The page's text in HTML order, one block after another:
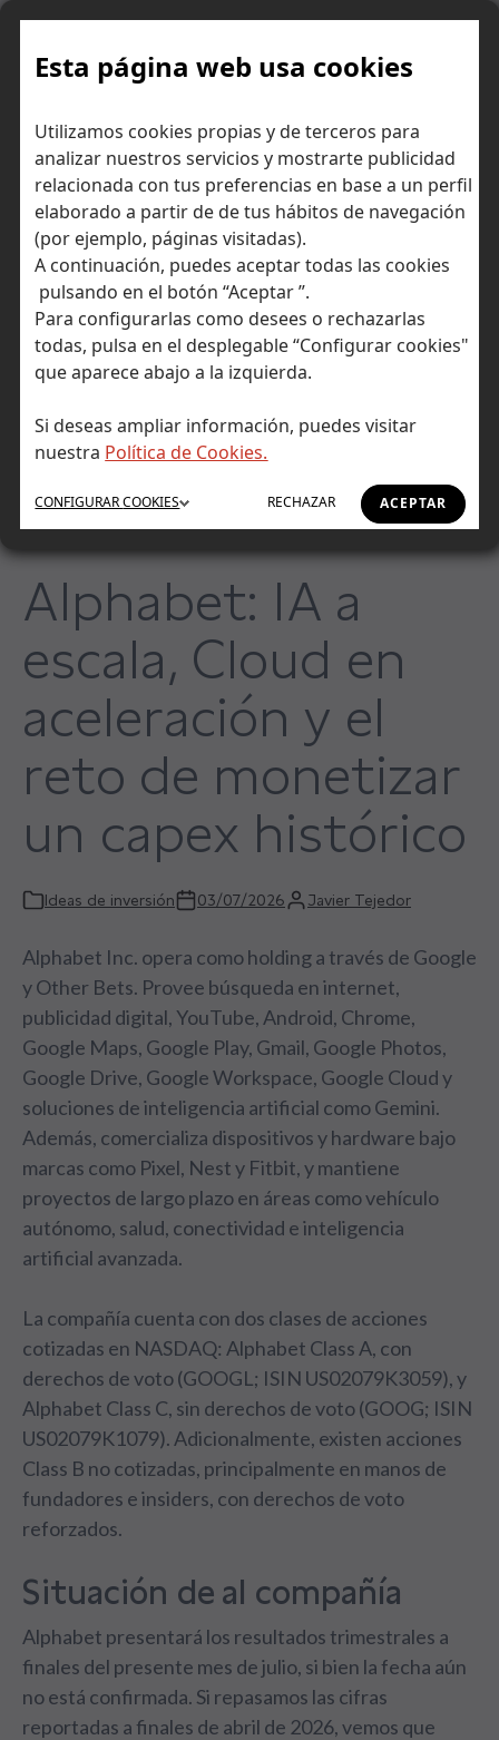
Esta página web usa cookies
Utilizamos cookies propias y de terceros para
analizar nuestros servicios y mostrarte publicidad
relacionada con tus preferencias en base a un perfil
elaborado a partir de de tus hábitos de navegación
(por ejemplo, páginas visitadas).
A continuación, puedes aceptar todas las cookies
pulsando en el botón “Aceptar ”.
Para configurarlas como desees o rechazarlas
todas, pulsa en el desplegable “Configurar cookies"
que aparece abajo a la izquierda.
Si deseas ampliar información, puedes visitar
nuestra Política de Cookies.
ACEPTAR
RECHAZAR
CONFIGURARCOOKIES
Skip
Inicio Consejos para invertir Ideas de inversión
Alphabet: IA a escala, Cloud en aceleración y el reto de monetizar
un capex histórico
Alphabet: IA a
escala, Cloud en
aceleración y el
reto de monetizar
un capex histórico
Ideas de inversión 03/07/2026 Javier Tejedor
Alphabet Inc. opera como holding a través de Google
y Other Bets. Provee búsqueda en internet,
publicidad digital, YouTube, Android, Chrome,
Google Maps, Google Play, Gmail, Google Photos,
Google Drive, Google Workspace, Google Cloud y
soluciones de inteligencia artificial como Gemini.
Además, comercializa dispositivos y hardware bajo
marcas como Pixel, Nest y Fitbit, y mantiene
proyectos de largo plazo en áreas como vehículo
autónomo, salud, conectividad e inteligencia
artificial avanzada.
La compañía cuenta con dos clases de acciones
cotizadas en NASDAQ: Alphabet Class A, con
derechos de voto (GOOGL; ISIN US02079K3059), y
Alphabet Class C, sin derechos de voto (GOOG; ISIN
US02079K1079). Adicionalmente, existen acciones
Class B no cotizadas, principalmente en manos de
fundadores e insiders, con derechos de voto
reforzados.
Situación de al compañía
Alphabet presentará los resultados trimestrales a
finales del presente mes de julio, si bien la fecha aún
no está confirmada. Si repasamos las cifras
reportadas a finales de abril de 2026, vemos que